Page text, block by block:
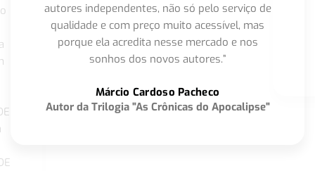
autores independentes, não só pelo serviço de
qualidade e com preço muito acessível, mas
porque ela acredita nesse mercado e nos
sonhos dos novos autores.”
Márcio Cardoso Pacheco
Autor da Trilogia "As Crônicas do Apocalipse"